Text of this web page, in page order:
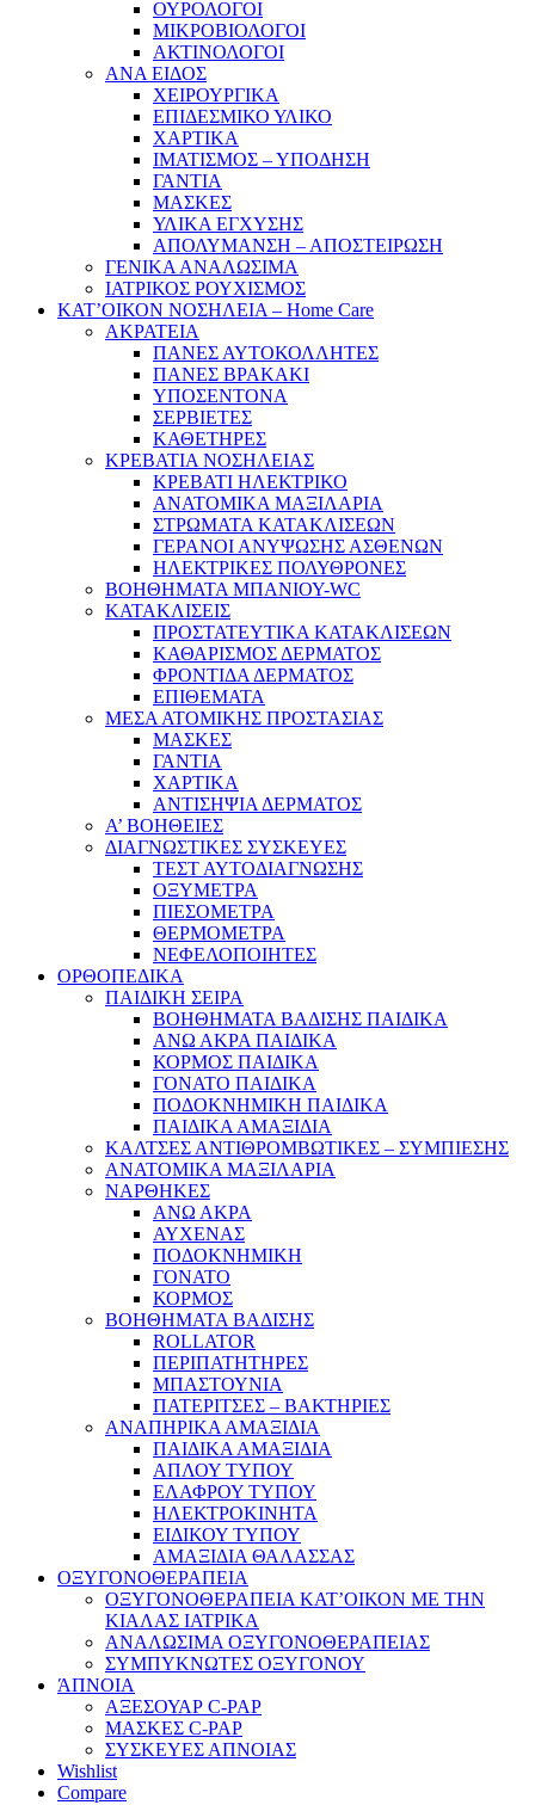
ΟΥΡΟΛΟΓΟΙ
ΜΙΚΡΟΒΙΟΛΟΓΟΙ
ΑΚΤΙΝΟΛΟΓΟΙ
ΑΝΑ ΕΙΔΟΣ
ΧΕΙΡΟΥΡΓΙΚΑ
ΕΠΙΔΕΣΜΙΚΟ ΥΛΙΚΟ
ΧΑΡΤΙΚΑ
ΙΜΑΤΙΣΜΟΣ – ΥΠΟΔΗΣΗ
ΓΑΝΤΙΑ
ΜΑΣΚΕΣ
ΥΛΙΚΑ ΕΓΧΥΣΗΣ
ΑΠΟΛΥΜΑΝΣΗ – ΑΠΟΣΤΕΙΡΩΣΗ
ΓΕΝΙΚΑ ΑΝΑΛΩΣΙΜΑ
ΙΑΤΡΙΚΟΣ ΡΟΥΧΙΣΜΟΣ
ΚΑΤ’ΟΙΚΟΝ ΝΟΣΗΛΕΙΑ – Home Care
ΑΚΡΑΤΕΙΑ
ΠΑΝΕΣ ΑΥΤΟΚΟΛΛΗΤΕΣ
ΠΑΝΕΣ ΒΡΑΚΑΚΙ
ΥΠΟΣΕΝΤΟΝΑ
ΣΕΡΒΙΕΤΕΣ
ΚΑΘΕΤΗΡΕΣ
ΚΡΕΒΑΤΙΑ ΝΟΣΗΛΕΙΑΣ
ΚΡΕΒΑΤΙ ΗΛΕΚΤΡΙΚΟ
ΑΝΑΤΟΜΙΚΑ ΜΑΞΙΛΑΡΙΑ
ΣΤΡΩΜΑΤΑ ΚΑΤΑΚΛΙΣΕΩΝ
ΓΕΡΑΝΟΙ ΑΝΥΨΩΣΗΣ ΑΣΘΕΝΩΝ
ΗΛΕΚΤΡΙΚΕΣ ΠΟΛΥΘΡΟΝΕΣ
ΒΟΗΘΗΜΑΤΑ ΜΠΑΝΙΟΥ-WC
ΚΑΤΑΚΛΙΣΕΙΣ
ΠΡΟΣΤΑΤΕΥΤΙΚΑ ΚΑΤΑΚΛΙΣΕΩΝ
ΚΑΘΑΡΙΣΜΟΣ ΔΕΡΜΑΤΟΣ
ΦΡΟΝΤΙΔΑ ΔΕΡΜΑΤΟΣ
ΕΠΙΘΕΜΑΤΑ
ΜΕΣΑ ΑΤΟΜΙΚΗΣ ΠΡΟΣΤΑΣΙΑΣ
ΜΑΣΚΕΣ
ΓΑΝΤΙΑ
ΧΑΡΤΙΚΑ
ΑΝΤΙΣΗΨΙΑ ΔΕΡΜΑΤΟΣ
Α’ ΒΟΗΘΕΙΕΣ
ΔΙΑΓΝΩΣΤΙΚΕΣ ΣΥΣΚΕΥΕΣ
ΤΕΣΤ ΑΥΤΟΔΙΑΓΝΩΣΗΣ
ΟΞΥΜΕΤΡΑ
ΠΙΕΣΟΜΕΤΡΑ
ΘΕΡΜΟΜΕΤΡΑ
ΝΕΦΕΛΟΠΟΙΗΤΕΣ
ΟΡΘΟΠΕΔΙΚΑ
ΠΑΙΔΙΚΗ ΣΕΙΡΑ
ΒΟΗΘΗΜΑΤΑ ΒΑΔΙΣΗΣ ΠΑΙΔΙΚΑ
ΑΝΩ ΑΚΡΑ ΠΑΙΔΙΚΑ
ΚΟΡΜΟΣ ΠΑΙΔΙΚΑ
ΓΟΝΑΤΟ ΠΑΙΔΙΚΑ
ΠΟΔΟΚΝΗΜΙΚΗ ΠΑΙΔΙΚΑ
ΠΑΙΔΙΚΑ ΑΜΑΞΙΔΙΑ
ΚΑΛΤΣΕΣ ΑΝΤΙΘΡΟΜΒΩΤΙΚΕΣ – ΣΥΜΠΙΕΣΗΣ
ΑΝΑΤΟΜΙΚΑ ΜΑΞΙΛΑΡΙΑ
ΝΑΡΘΗΚΕΣ
ΑΝΩ ΑΚΡΑ
ΑΥΧΕΝΑΣ
ΠΟΔΟΚΝΗΜΙΚΗ
ΓΟΝΑΤΟ
ΚΟΡΜΟΣ
ΒΟΗΘΗΜΑΤΑ ΒΑΔΙΣΗΣ
ROLLATOR
ΠΕΡΙΠΑΤΗΤΗΡΕΣ
ΜΠΑΣΤΟΥΝΙΑ
ΠΑΤΕΡΙΤΣΕΣ – ΒΑΚΤΗΡΙΕΣ
ΑΝΑΠΗΡΙΚΑ ΑΜΑΞΙΔΙΑ
ΠΑΙΔΙΚΑ ΑΜΑΞΙΔΙΑ
ΑΠΛΟΥ ΤΥΠΟΥ
ΕΛΑΦΡΟΥ ΤΥΠΟΥ
ΗΛΕΚΤΡΟΚΙΝΗΤΑ
ΕΙΔΙΚΟΥ ΤΥΠΟΥ
ΑΜΑΞΙΔΙΑ ΘΑΛΑΣΣΑΣ
ΟΞΥΓΟΝΟΘΕΡΑΠΕΙΑ
ΟΞΥΓΟΝΟΘΕΡΑΠΕΙΑ ΚΑΤ’ΟΙΚΟΝ ΜΕ ΤΗΝ
ΚΙΑΛΑΣ ΙΑΤΡΙΚΑ
ΑΝΑΛΩΣΙΜΑ ΟΞΥΓΟΝΟΘΕΡΑΠΕΙΑΣ
ΣΥΜΠΥΚΝΩΤΕΣ ΟΞΥΓΟΝΟΥ
ΆΠΝΟΙΑ
ΑΞΕΣΟΥΑΡ C-PAP
ΜΑΣΚΕΣ C-PAP
ΣΥΣΚΕΥΕΣ ΑΠΝΟΙΑΣ
Wishlist
Compare